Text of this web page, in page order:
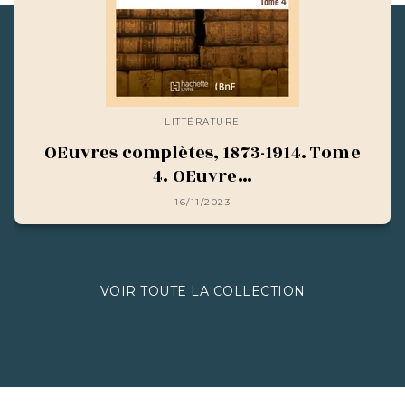
LITTÉRATURE
OEuvres complètes, 1873-1914. Tome
4. OEuvre…
16/11/2023
VOIR TOUTE LA COLLECTION